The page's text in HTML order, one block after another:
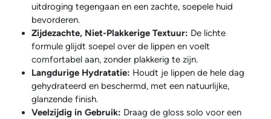
uitdroging tegengaan en een zachte, soepele huid
bevorderen.
Zijdezachte, Niet-Plakkerige Textuur: De lichte
formule glijdt soepel over de lippen en voelt
comfortabel aan, zonder plakkerig te zijn.
Langdurige Hydratatie: Houdt je lippen de hele dag
gehydrateerd en beschermd, met een natuurlijke,
glanzende finish.
Veelzijdig in Gebruik: Draag de gloss solo voor een